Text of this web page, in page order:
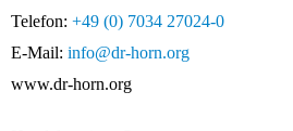
Telefon: +49 (0) 7034 27024-0
E-Mail: info@dr-horn.org
www.dr-horn.org